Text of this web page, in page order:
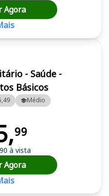
- Saúde -
Básicos
Médio
99
à vista
Agora
Agora